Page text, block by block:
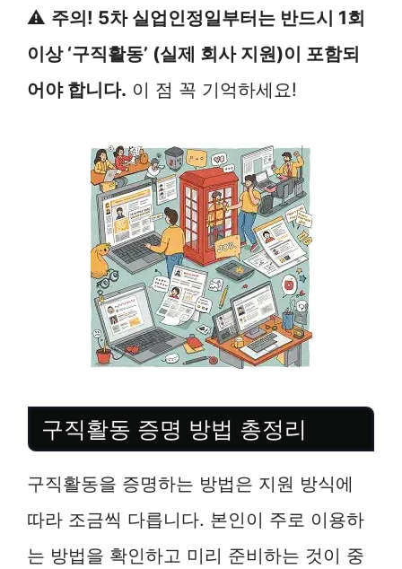
⚠️ 주의! 5차 실업인정일부터는 반드시 1회
이상 ‘구직활동’ (실제 회사 지원)이 포함되
어야 합니다. 이 점 꼭 기억하세요!
구직활동 증명 방법 총정리
구직활동을 증명하는 방법은 지원 방식에
따라 조금씩 다릅니다. 본인이 주로 이용하
는 방법을 확인하고 미리 준비하는 것이 중